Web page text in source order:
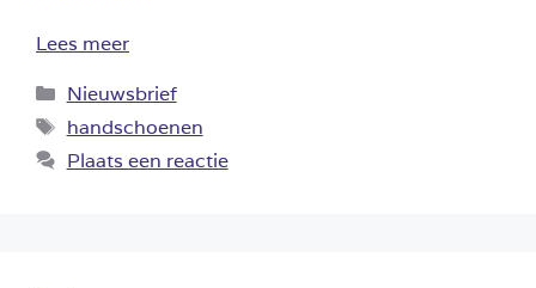
Lees meer
Categorieën
Nieuwsbrief
Tags
handschoenen
Plaats een reactie